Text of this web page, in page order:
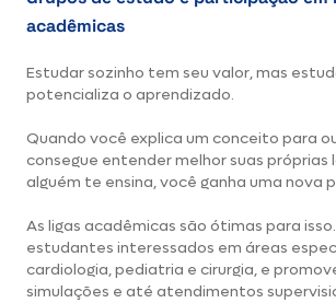
acadêmicas
Estudar sozinho tem seu valor, mas
potencializa o aprendizado.
Quando você explica um conceito para
consegue entender melhor suas próprias
alguém te ensina, você ganha uma nova
As ligas acadêmicas são ótimas para
estudantes interessados em áreas
cardiologia, pediatria e cirurgia, e
simulações e até atendimentos